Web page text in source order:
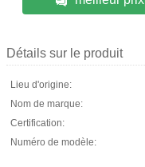
Détails sur le produit
Lieu d'origine:
Nom de marque:
Certification:
Numéro de modèle: